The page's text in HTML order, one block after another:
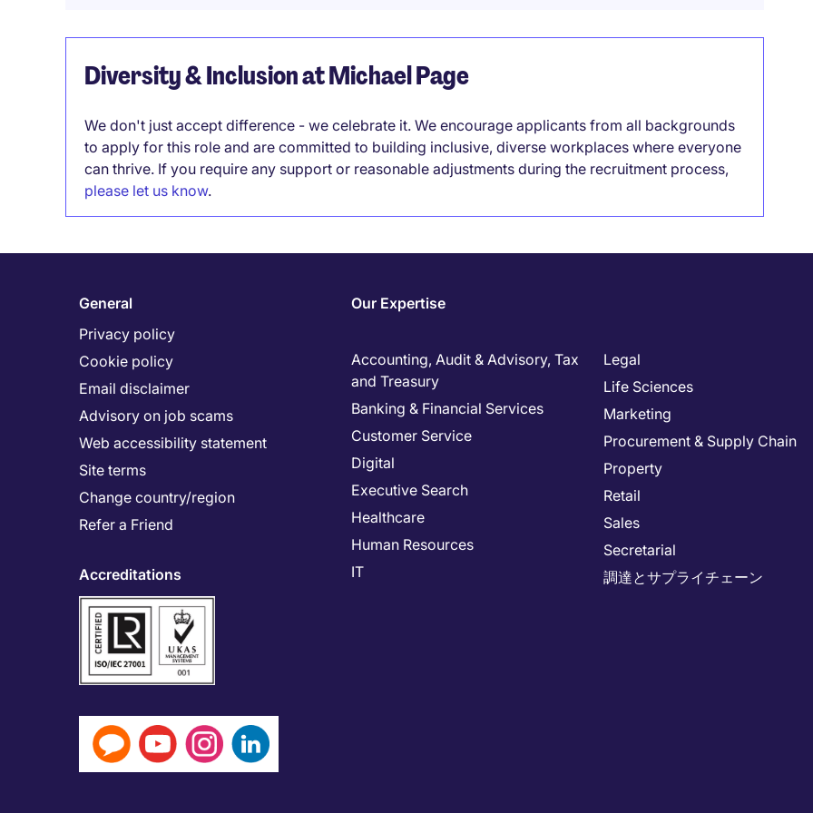
Diversity & Inclusion at Michael Page
We don't just accept difference - we celebrate it. We encourage applicants from all backgrounds
to apply for this role and are committed to building inclusive, diverse workplaces where everyone
can thrive. If you require any support or reasonable adjustments during the recruitment process,
please let us know.
General
Privacy policy
Cookie policy
Email disclaimer
Advisory on job scams
Web accessibility statement
Site terms
Change country/region
Refer a Friend
Accreditations
Our Expertise
Accounting, Audit & Advisory, Tax
and Treasury
Banking & Financial Services
Customer Service
Digital
Executive Search
Healthcare
Human Resources
IT
Legal
Life Sciences
Marketing
Procurement & Supply Chain
Property
Retail
Sales
Secretarial
調達とサプライチェーン